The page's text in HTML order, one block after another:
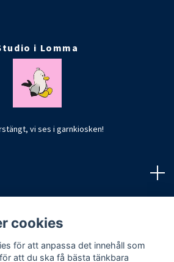
i Lomma
vi ses i garnkiosken!
cookies
för att anpassa det innehåll som
att du ska få bästa tänkbara